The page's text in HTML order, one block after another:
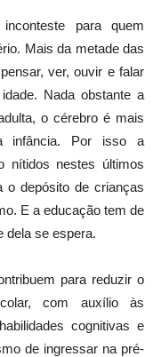
para quem
Mais da metade das
ver, ouvir e falar
Nada obstante a
o cérebro é mais
infância. Por isso a
nítidos nestes últimos
o depósito de crianças
E a educação tem de
dela se espera.
para reduzir o
com auxílio às
cognitivas e
de ingressar na pré-